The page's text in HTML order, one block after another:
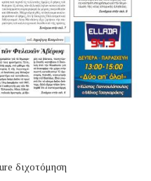
διχοτόμηση